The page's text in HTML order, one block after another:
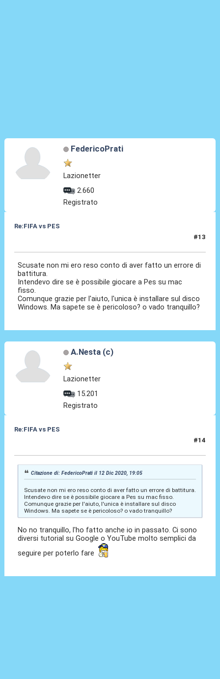
FedericoPrati
Lazionetter
2.660
Registrato
Re:FIFA vs PES
#13
Scusate non mi ero reso conto di aver fatto un errore di
battitura.
Intendevo dire se è possibile giocare a Pes su mac
fisso.
Comunque grazie per l'aiuto, l'unica è installare sul disco
Windows. Ma sapete se è pericoloso? o vado tranquillo?
A.Nesta (c)
Lazionetter
15.201
Registrato
Re:FIFA vs PES
#14
Citazione di: FedericoPrati il 12 Dic 2020, 19:05
Scusate non mi ero reso conto di aver fatto un errore di battitura.
Intendevo dire se è possibile giocare a Pes su mac fisso.
Comunque grazie per l'aiuto, l'unica è installare sul disco
Windows. Ma sapete se è pericoloso? o vado tranquillo?
No no tranquillo, l'ho fatto anche io in passato. Ci sono
diversi tutorial su Google o YouTube molto semplici da
seguire per poterlo fare